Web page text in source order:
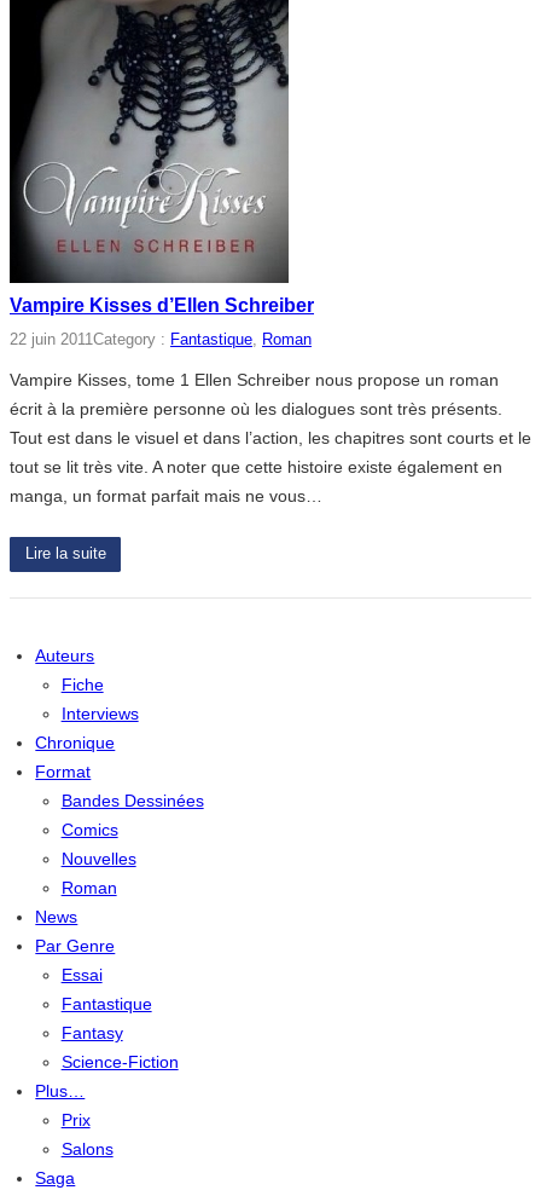
Vampire Kisses d’Ellen Schreiber
22 juin 2011 Category : Fantastique Roman
Vampire Kisses, tome 1 Ellen Schreiber nous propose un roman
écrit à la première personne où les dialogues sont très présents.
Tout est dans le visuel et dans l’action, les chapitres sont courts et le
tout se lit très vite. A noter que cette histoire existe également en
manga, un format parfait mais ne vous…
Lire la suite
Auteurs
Fiche
Interviews
Chronique
Format
Bandes Dessinées
Comics
Nouvelles
Roman
News
Par Genre
Essai
Fantastique
Fantasy
Science-Fiction
Plus…
Prix
Salons
Saga